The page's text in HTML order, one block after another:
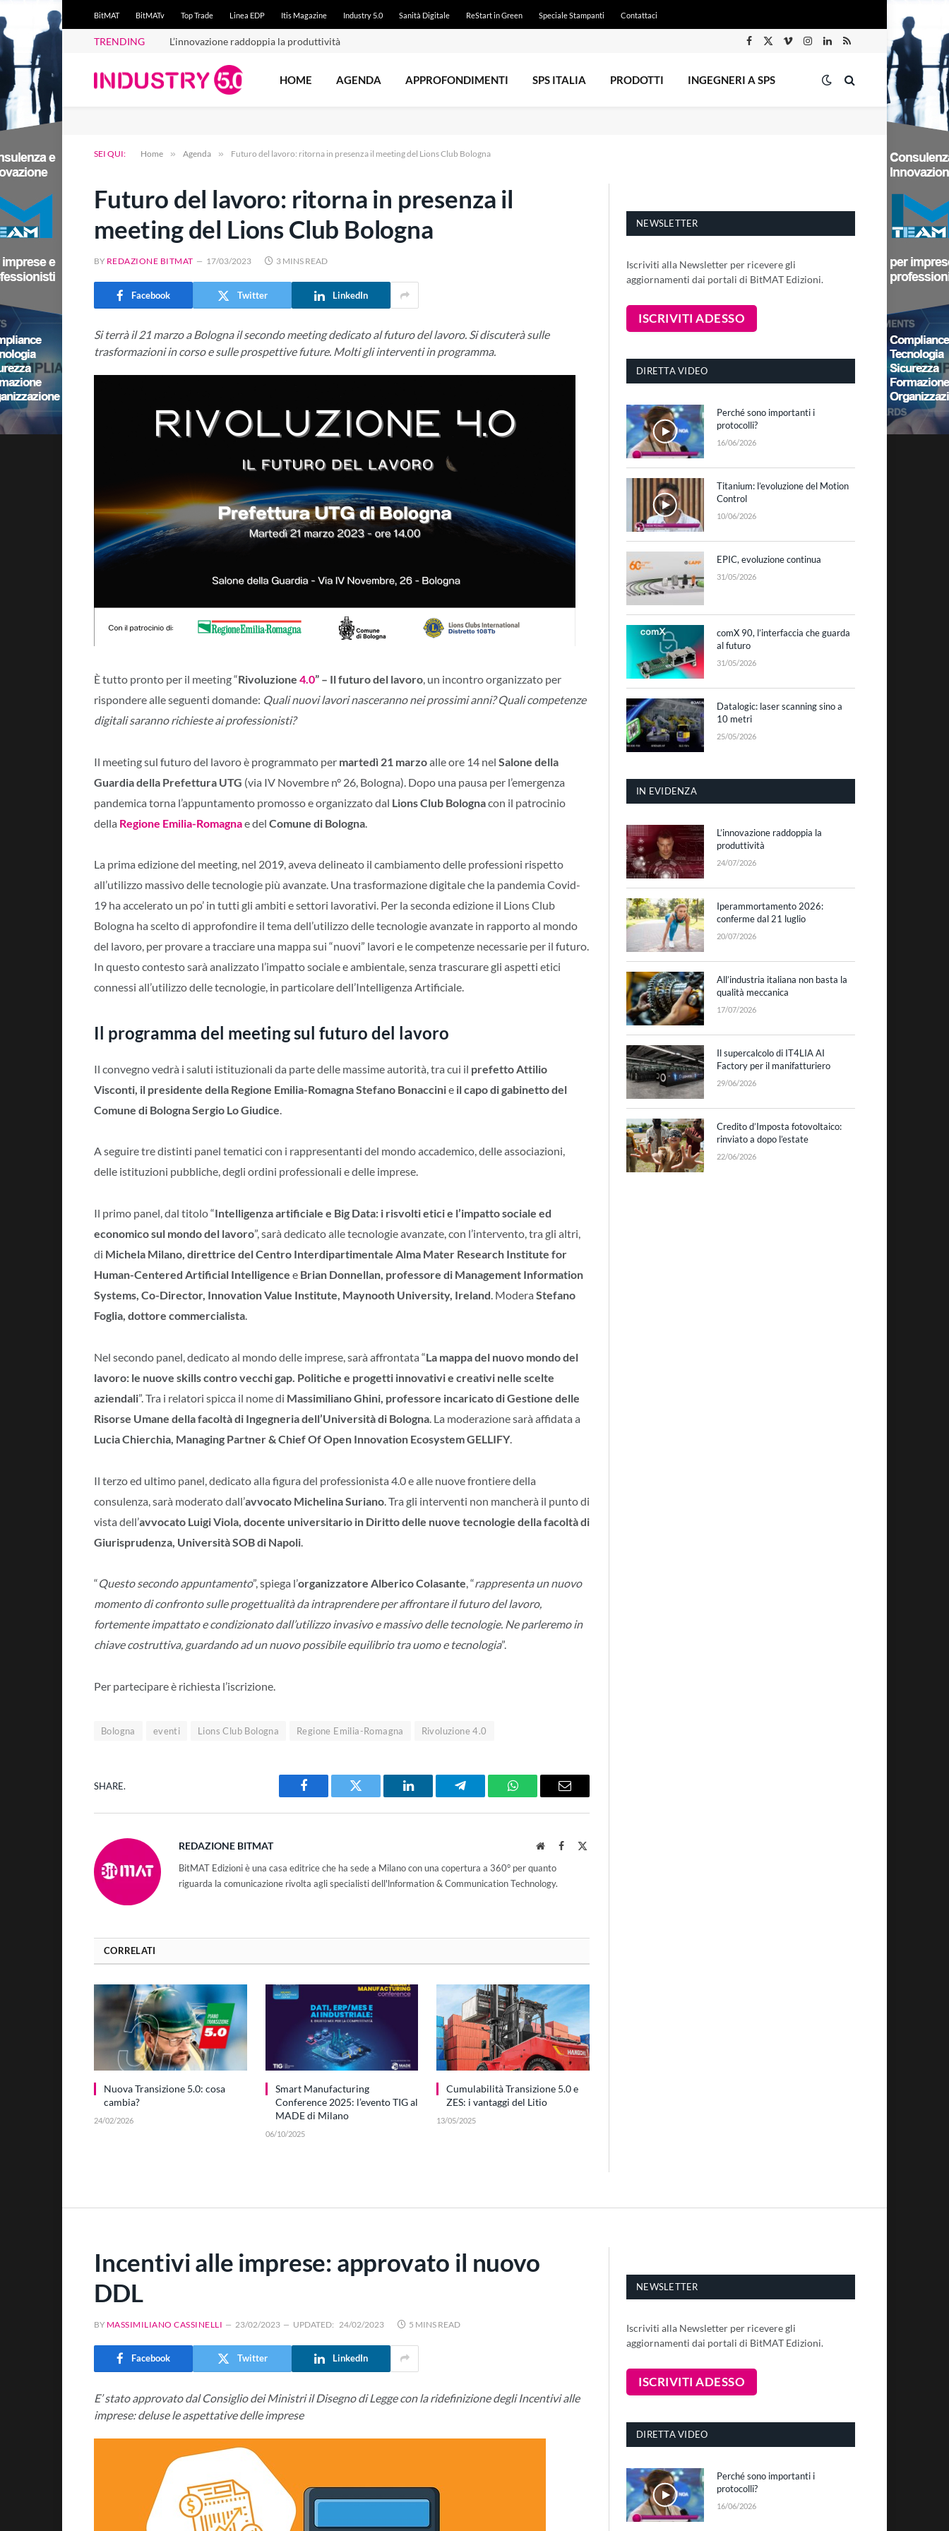
BitMAT BitMATv Top Trade Linea EDP Itis Magazine Industry 5.0 Sanità Digitale ReStart in Green Speciale Stampanti Contattaci
TRENDING Iperammortamento 2026: conferme dal 21 luglio
Facebook
X
VimeoInstagram
LinkedIn
RSS
HOME AGENDA APPROFONDIMENTI SPS ITALIA PRODOTTI INGEGNERI A SPS
SEI QUI: Home » Agenda » Futuro del lavoro: ritorna in presenza il meeting del Lions Club Bologna
Futuro del lavoro: ritorna in presenza il
meeting del Lions Club Bologna
BY REDAZIONE BITMAT 17/03/2023 3 MINS READ
Facebook Twitter LinkedIn
Si terrà il 21 marzo a Bologna il secondo meeting dedicato al futuro del lavoro. Si discuterà sulle
trasformazioni in corso e sulle prospettive future. Molti gli interventi in programma.
È tutto pronto per il meeting “Rivoluzione 4.0” – Il futuro del lavoro, un incontro organizzato per
rispondere alle seguenti domande: Quali nuovi lavori nasceranno nei prossimi anni? Quali competenze
digitali saranno richieste ai professionisti?
Il meeting sul futuro del lavoro è programmato per martedì 21 marzoalle ore 14 nel Salone della
Guardia della Prefettura UTG (via IV Novembre n° 26, Bologna). Dopo una pausa per l’emergenza
pandemica torna l’appuntamento promosso e organizzato dal Lions Club Bolognacon il patrocinio
della Regione Emilia-Romagnae del Comune di Bologna
La prima edizione del meeting, nel 2019, aveva delineato il cambiamento delle professioni rispetto
all’utilizzo massivo delle tecnologie più avanzate. Una trasformazione digitale che la pandemia Covid-
19 ha accelerato un po’ in tutti gli ambiti e settori lavorativi. Per la seconda edizione il Lions Club
Bologna ha scelto di approfondire il tema dell’utilizzo delle tecnologie avanzate in rapporto al mondo
del lavoro, per provare a tracciare una mappa sui “nuovi” lavori e le competenze necessarie per il futuro.
In questo contesto sarà analizzato l’impatto sociale e ambientale, senza trascurare gli aspetti etici
connessi all’utilizzo delle tecnologie, in particolare dell’Intelligenza Artificiale.
Il programma del meeting sul futuro del lavoro
Il convegno vedrà i saluti istituzionali da parte delle massime autorità, tra cui il prefetto Attilio
Visconti, il presidente della Regione Emilia-Romagna Stefano Bonaccinie il capo di gabinetto del
Comune di Bologna Sergio Lo Giudice
A seguire tre distinti panel tematici con i rappresentanti del mondo accademico, delle associazioni,
delle istituzioni pubbliche, degli ordini professionali e delle imprese.
Il primo panel, dal titolo “Intelligenza artificiale e Big Data: i risvolti etici e l’impatto sociale ed
economico sul mondo del lavoro”, sarà dedicato alle tecnologie avanzate, con l’intervento, tra gli altri,
di Michela Milano, direttrice del Centro Interdipartimentale Alma Mater Research Institute for
Human-Centered Artificial Intelligence e Brian Donnellan, professore di Management Information
Systems, Co-Director, Innovation Value Institute, Maynooth University, Ireland. Modera Stefano
Foglia, dottore commercialista.
Nel secondo panel, dedicato al mondo delle imprese, sarà affrontata “La mappa del nuovo mondo del
lavoro: le nuove skills contro vecchi gap. Politiche e progetti innovativi e creativi nelle scelte
aziendali”. Tra i relatori spicca il nome di Massimiliano Ghini, professore incaricato di Gestione delle
Risorse Umane della facoltà di Ingegneria dell’Università di Bologna. La moderazione sarà affidata a
Lucia Chierchia, Managing Partner & Chief Of Open Innovation Ecosystem GELLIFY.
Il terzo ed ultimo panel, dedicato alla figura del professionista 4.0 e alle nuove frontiere della
consulenza, sarà moderato dall’avvocato Michelina Suriano . Tra gli interventi non mancherà il punto di
vista dell’avvocato Luigi Viola, docente universitario in Diritto delle nuove tecnologie della facoltà di
Giurisprudenza, Università SOB di Napoli
“Questo secondo appuntamento”, spiega l’organizzatore Alberico Colasante, “rappresenta un nuovo
momento di confronto sulle progettualità da intraprendere per affrontare il futuro del lavoro,
fortemente impattato e condizionato dall’utilizzo invasivo e massivo delle tecnologie. Ne parleremo in
chiave costruttiva, guardando ad un nuovo possibile equilibrio tra uomo e tecnologia”.
Per partecipare è richiesta l’iscrizione.
Bologna eventi Lions Club Bologna Regione Emilia-Romagna Rivoluzione 4.0
SHARE.
Facebook Twitter LinkedIn Telegram WhatsAppEmail
REDAZIONE BITMAT WebsiteFacebook
BitMAT Edizioni è una casa editrice che ha sede a Milano con una copertura a 360° per quanto
riguarda la comunicazione rivolta agli specialisti dell'lnformation & Communication Technology.
CORRELATI
Nuova Transizione 5.0: cosa
cambia?
24/02/2026
Smart Manufacturing
Conference 2025: l’evento TIG al
MADE di Milano
06/10/2025
Cumulabilità Transizione 5.0 e
ZES: i vantaggi del Litio
13/05/2025
NEWSLETTER
Iscriviti alla Newsletter per ricevere gli
aggiornamenti dai portali di BitMAT Edizioni.
DIRETTA VIDEO
Perché sono importanti i
protocolli?
16/06/2026
Titanium: l’evoluzione del Motion
Control
10/06/2026
EPIC, evoluzione continua
31/05/2026
comX 90, l’interfaccia che guarda
al futuro
31/05/2026
Datalogic: laser scanning sino a
10 metri
25/05/2026
IN EVIDENZA
L’innovazione raddoppia la
produttività
24/07/2026
Iperammortamento 2026:
conferme dal 21 luglio
20/07/2026
All’industria italiana non basta la
qualità meccanica
17/07/2026
Il supercalcolo di IT4LIA AI
Factory per il manifatturiero
29/06/2026
Credito d’Imposta fotovoltaico:
rinviato a dopo l’estate
22/06/2026
Incentivi alle imprese: approvato il nuovo
DDL
BY MASSIMILIANO CASSINELLI 23/02/2023 UPDATED: 24/02/2023 5 MINS READ
Facebook Twitter LinkedIn
E’ stato approvato dal Consiglio dei Ministri il Disegno di Legge con la ridefinizione degli Incentivi alle
imprese: deluse le aspettative delle imprese
NEWSLETTER
Iscriviti alla Newsletter per ricevere gli
aggiornamenti dai portali di BitMAT Edizioni.
DIRETTA VIDEO
Perché sono importanti i
protocolli?
16/06/2026